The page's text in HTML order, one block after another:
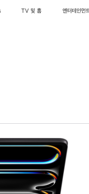
TV 및 홈 엔터테인먼트